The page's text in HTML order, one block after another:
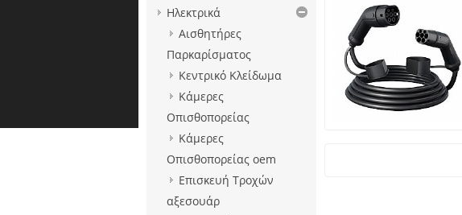
Ηλεκτρικά
Αισθητήρες
Παρκαρίσματος
Κεντρικό Κλείδωμα
Κάμερες
Οπισθοπορείας
Κάμερες
Οπισθοπορείας oem
Επισκευή Τροχών
αξεσουάρ